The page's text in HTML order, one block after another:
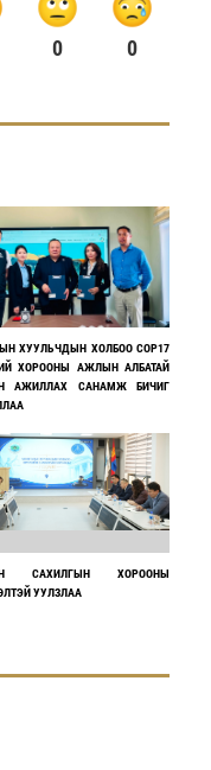
0 0
ХУУЛЬЧДЫН ХОЛБОО COP17
ХОРООНЫ АЖЛЫН АЛБАТАЙ
АЖИЛЛАХ САНАМЖ БИЧИГ
САХИЛГЫН ХОРООНЫ
УУЛЗЛАА